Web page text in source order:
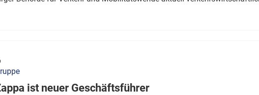
ist neuer Geschäftsführer